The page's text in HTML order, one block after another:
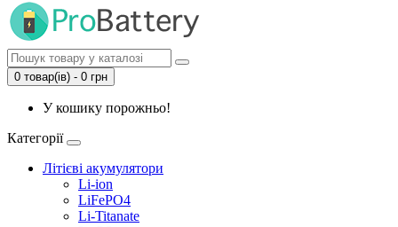
0 товар(ів) - 0 грн
У кошику порожньо!
Категорії
Літієві акумулятори
Li-ion
LiFePO4
Li-Titanate